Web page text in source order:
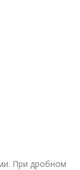
При дробном